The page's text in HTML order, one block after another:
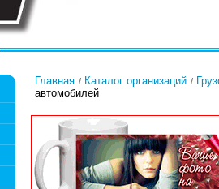
Главная Каталог организаций
автомобилей